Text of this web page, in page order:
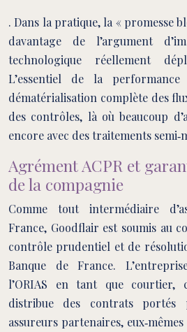
. Dans la pratique, la « promesse
davantage de l’argument
technologique réellement
L’essentiel de la
dématérialisation complète des
des contrôles, là où beaucoup
encore avec des traitements
Agrément ACPR et
de la compagnie
Comme tout intermédiaire
France, Goodflair est soumis au
contrôle prudentiel et de
Banque de France.
l’ORIAS en tant que courtier,
distribue des contrats
assureurs partenaires,